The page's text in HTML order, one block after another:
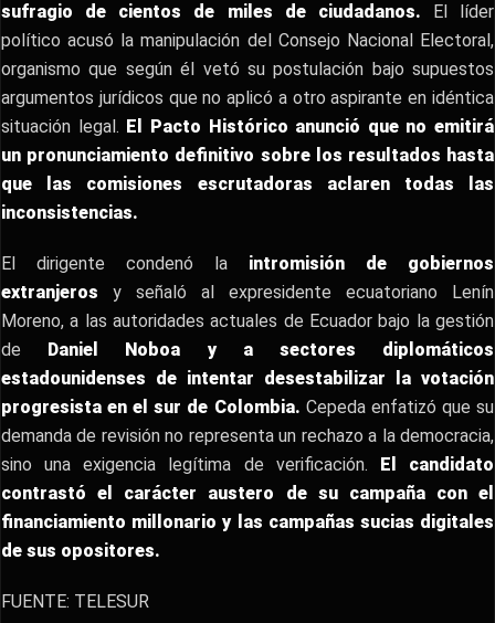
sufragio de cientos de miles de ciudadanos. El líder
político acusó la manipulación del Consejo Nacional Electoral,
organismo que según él vetó su postulación bajo supuestos
argumentos jurídicos que no aplicó a otro aspirante en idéntica
situación legal. El Pacto Histórico anunció que no emitirá
un pronunciamiento definitivo sobre los resultados hasta
que las comisiones escrutadoras aclaren todas las
inconsistencias.
El dirigente condenó la intromisión de gobiernos
extranjeros y señaló al expresidente ecuatoriano Lenín
Moreno, a las autoridades actuales de Ecuador bajo la gestión
de
Daniel Noboa y a sectores diplomáticos
estadounidenses de intentar desestabilizar la votación
progresista en el sur de Colombia. Cepeda enfatizó que su
demanda de revisión no representa un rechazo a la democracia,
sino una exigencia legítima de verificación.
El candidato
contrastó el carácter austero de su campaña con el
financiamiento millonario y las campañas sucias digitales
de sus opositores.
FUENTE: TELESUR